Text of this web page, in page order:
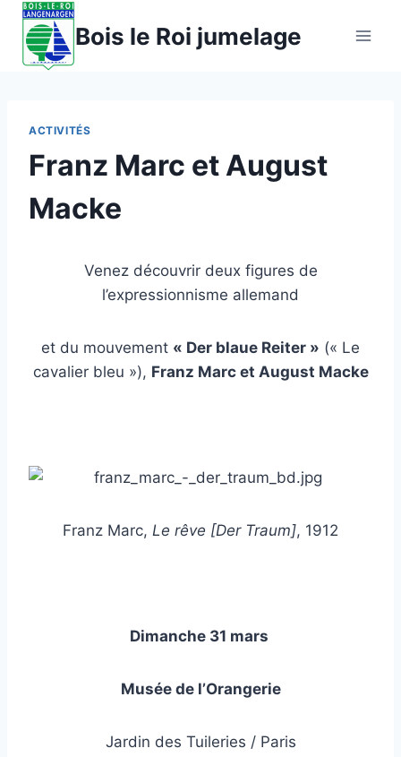
Aller
contenu
Bois le Roi jumelage
ACTIVITÉS
Franz Marc et August
Macke
Venez découvrir deux figures de
l’expressionnisme allemand
et du mouvement « Der blaue Reiter » (« Le
cavalier bleu »), Franz Marc et August Macke
Franz Marc, Le rêve [Der Traum], 1912
Dimanche 31 mars
Musée de l’Orangerie
Jardin des Tuileries / Paris